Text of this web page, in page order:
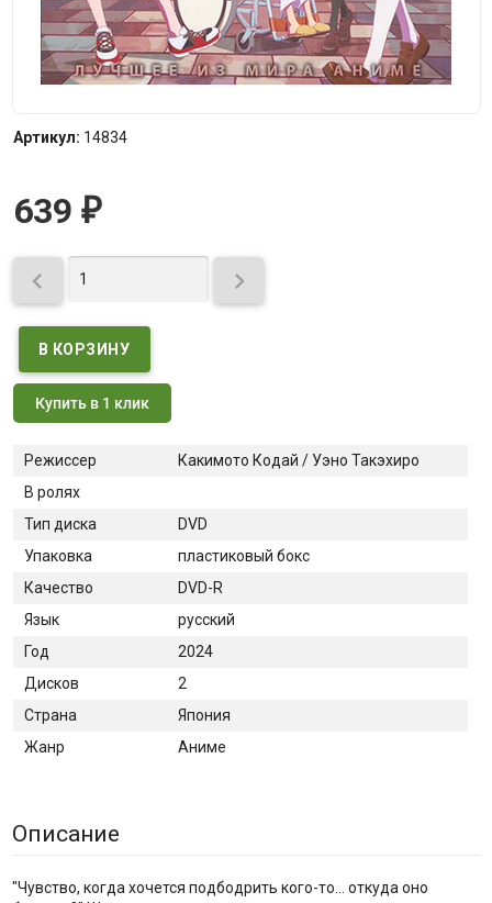
Артикул: 14834
639 ₽
 
Купить в 1 клик
Режиссер
Какимото Кодай / Уэно Такэхиро
В ролях
Тип диска
DVD
Упаковка
пластиковый бокс
Качество
DVD-R
Язык
русский
Год
2024
Дисков
2
Страна
Япония
Жанр
Аниме
Описание
"Чувство, когда хочется подбодрить кого-то... откуда оно